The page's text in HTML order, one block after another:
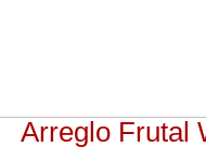
Arreglo Frutal